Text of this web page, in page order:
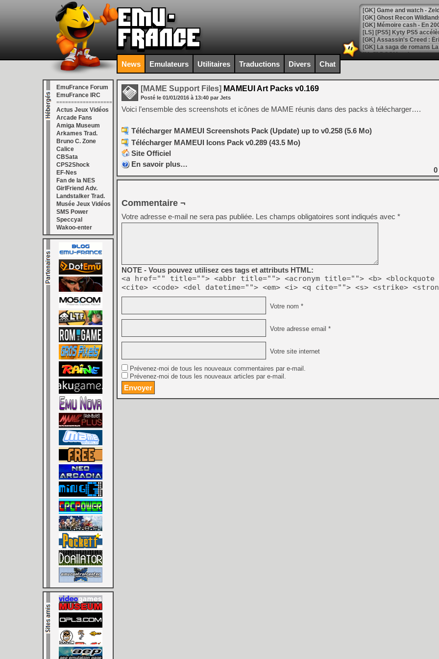
[Mo5] DOOM arrive en
[GK] Bethesda fête les 30
[GK] Roblox : l'action en
[GK] Agenda - GeForce
[GK] Devolver Digital en a
[LS] [PS5] ps5-y2jb-
[GK] Pourquoi Marvel
[GK] Test : Restory : Chill
[GK] GTA 6 : Rockstar
[GK] Hot Wheels Infinite
[GK] Mémoire cash -
[GK] Résultats Nintendo :
[GK] Déjà des
[Mo5] Brickboy cherche à
[GK] Minecraft et ses «
[GK] Beast of
[GK] Ubisoft : fin de partie
[GK] Mémoire cash -
[GK] Dan Houser (GTA)
[GK] Comment EA Sports
[GK] Crimson Moon : un
[GK] Isle of Reveries : le
[GK] Moonlighter 2 : The
[GK] Capcom relance
[Mo5] Deux inédits du
[GK] Le beat'em up The
[GK] Endless Legend 2 :
[LS] [PS5] Premiers
News Emulateurs Utilitaires Traductions Divers Chat
EmuFrance Forum
EmuFrance IRC
===================
Actus Jeux Vidéos
Arcade Fans
Amiga Museum
Arkames Trad.
Bruno C. Zone
Calice
CBSata
CPS2Shock
EF-Nes
Fan de la NES
GirlFriend Adv.
Landstalker Trad.
Musée Jeux Vidéos
SMS Power
Speccyal
Wakoo-enter
[MAME Support Files] MAMEUI Art Packs v0.169
Posté le 01/01/2016 à 13:40 par Jets
Voici l’ensemble des screenshots et icônes de MAME réunis dans des packs à télécharger….
Télécharger MAMEUI Screenshots Pack (Update) up to v0.258 (5.6 Mo)
Télécharger MAMEUI Icons Pack v0.289 (43.5 Mo)
Site Officiel
En savoir plus…
0
Commentaire ¬
Votre adresse e-mail ne sera pas publiée. Les champs obligatoires sont indiqués avec *
NOTE - Vous pouvez utilisez ces tags et attributs HTML:
<a href="" title=""> <abbr title=""> <acronym title=""> <b> <blockquote
<cite> <code> <del datetime=""> <em> <i> <q cite=""> <s> <strike>
Votre nom *
Votre adresse email *
Votre site internet
Prévenez-moi de tous les nouveaux commentaires par e-mail.
Prévenez-moi de tous les nouveaux articles par e-mail.